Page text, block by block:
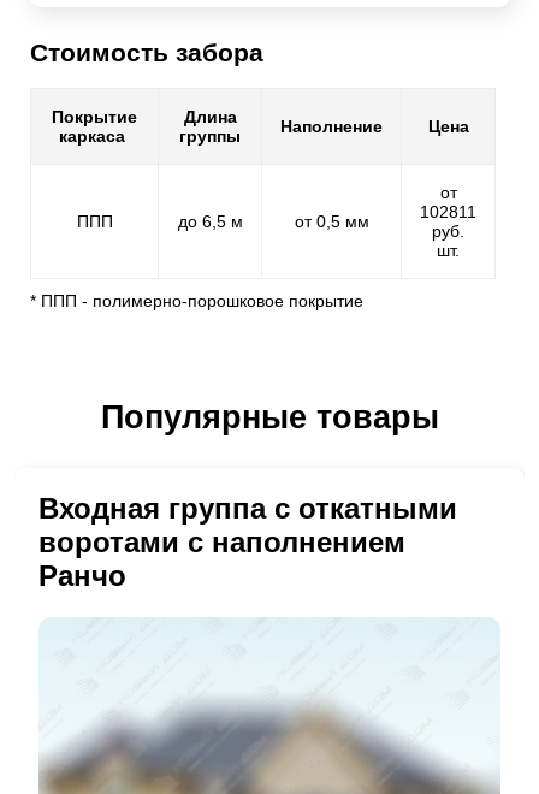
Стоимость забора
Покрытие
каркаса
Длина
группы
Наполнение Цена
ППП до 6,5 м от 0,5 мм
от
102811
руб.
шт.
* ППП - полимерно-порошковое покрытие
Популярные товары
Входная группа с откатными
воротами с наполнением
Ранчо